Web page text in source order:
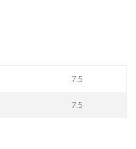
7.5
7.5